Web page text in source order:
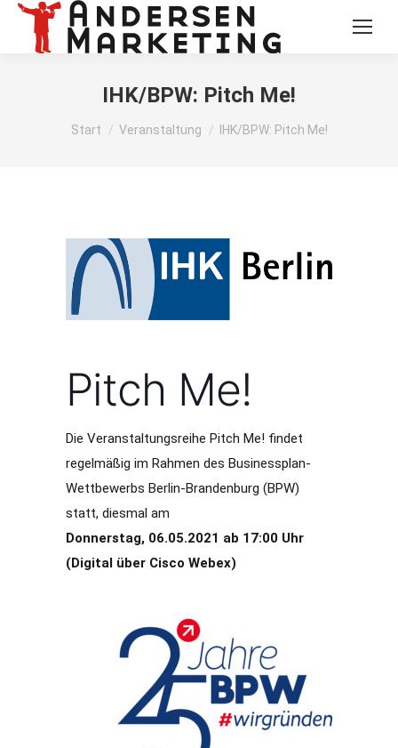
IHK/BPW: Pitch Me!
Sie befinden sich hier:
Start Veranstaltung IHK/BPW: Pitch Me!
Pitch Me!
Die Veranstaltungsreihe Pitch Me! findet
regelmäßig im Rahmen des Businessplan-
Wettbewerbs Berlin-Brandenburg (BPW)
statt, diesmal am
Donnerstag, 06.05.2021 ab 17:00 Uhr
(Digital über Cisco Webex)